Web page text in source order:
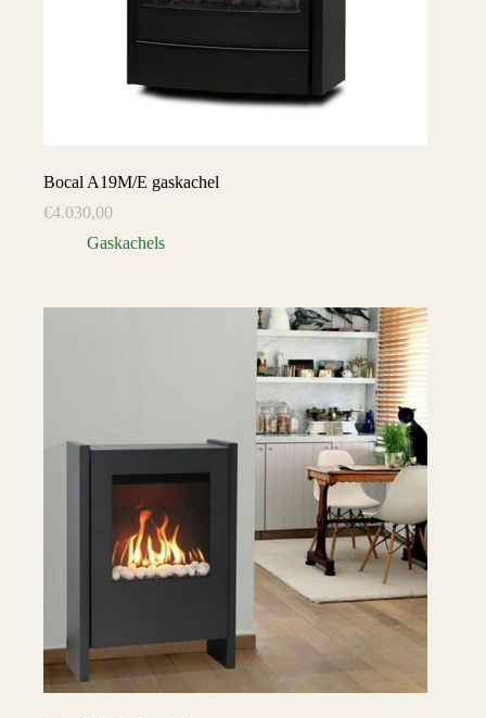
Bocal A19M/E gaskachel
€4.030,00
Gaskachels